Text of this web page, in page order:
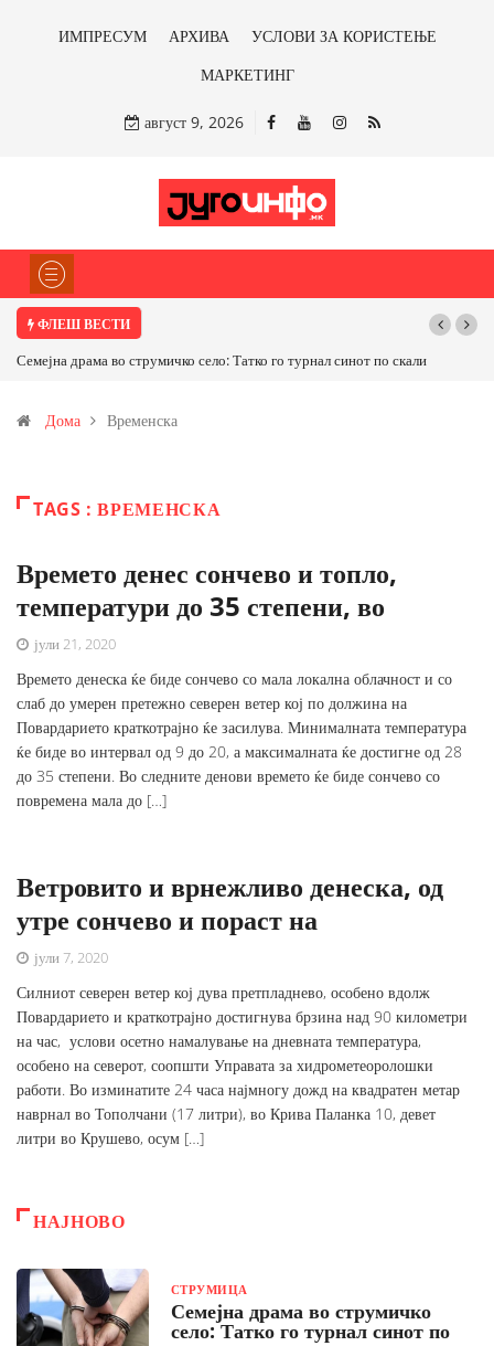
ИМПРЕСУМ АРХИВА
УСЛОВИ ЗА КОРИСТЕЊЕ
МАРКЕТИНГ
август 9, 2026
ФЛЕШ ВЕСТИ
Семејна драма во струмичко село: Татко го турнал синот по скали
Дома Временска
TAGS : ВРЕМЕНСКА
Времето денес сончево и топло,
температури до 35 степени, во
јули 21, 2020
Времето денеска ќе биде сончево со мала локална облачност и со
слаб до умерен претежно северен ветер кој по должина на
Повардарието краткотрајно ќе засилува. Минималната температура
ќе биде во интервал од 9 до 20, а максималната ќе достигне од 28
до 35 степени. Во следните денови времето ќе биде сончево со
повремена мала до […]
Ветровито и врнежливо денеска, од
утре сончево и пораст на
јули 7, 2020
Силниот северен ветер кој дува претпладнево, особено вдолж
Повардарието и краткотрајно достигнува брзина над 90 километри
на час, услови осетно намалување на дневната температура,
особено на северот, соопшти Управата за хидрометеоролошки
работи. Во изминатите 24 часа најмногу дожд на квадратен метар
наврнал во Тополчани (17 литри), во Крива Паланка 10, девет
литри во Крушево, осум […]
НАЈНОВО
СТРУМИЦА
Семејна драма во струмичко
село: Татко го турнал синот по